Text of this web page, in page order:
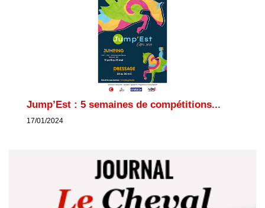
Jump’Est : 5 semaines de compétitions...
17/01/2024